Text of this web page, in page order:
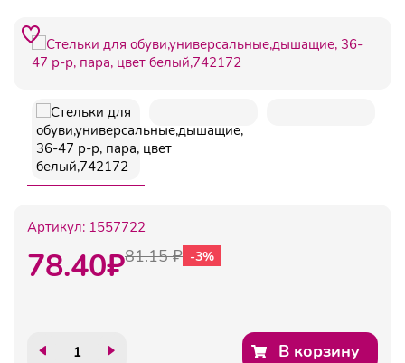
Артикул: 1557722
78.40₽81.15 ₽ -3%
В корзину